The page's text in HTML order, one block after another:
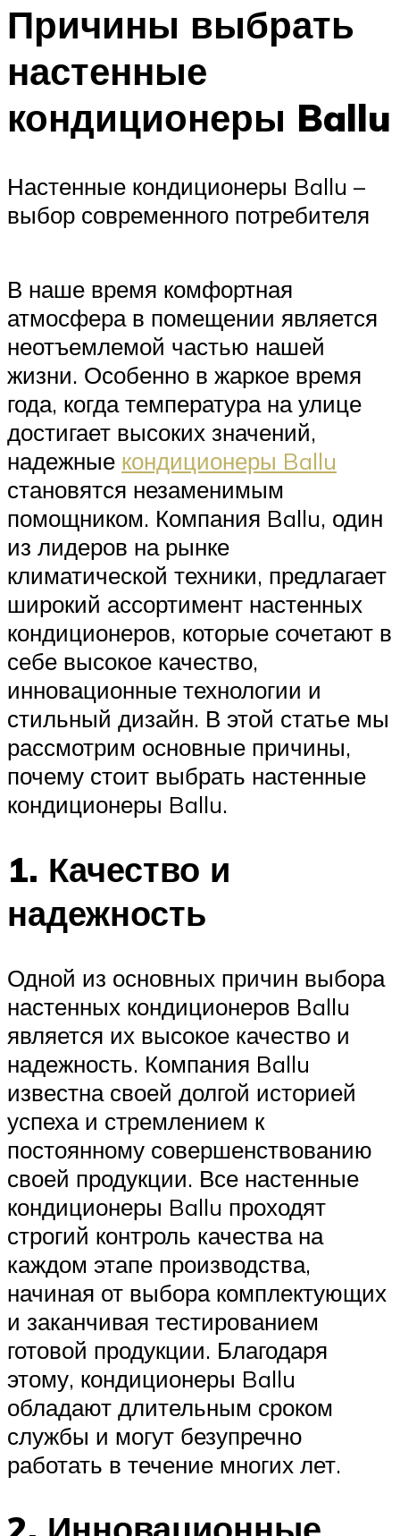
Причины выбрать
настенные
кондиционеры Ballu
Настенные кондиционеры Ballu –
выбор современного потребителя
В наше время комфортная
атмосфера в помещении является
неотъемлемой частью нашей
жизни. Особенно в жаркое время
года, когда температура на улице
достигает высоких значений,
надежные кондиционеры Ballu
становятся незаменимым
помощником. Компания Ballu, один
из лидеров на рынке
климатической техники, предлагает
широкий ассортимент настенных
кондиционеров, которые сочетают в
себе высокое качество,
инновационные технологии и
стильный дизайн. В этой статье мы
рассмотрим основные причины,
почему стоит выбрать настенные
кондиционеры Ballu.
1. Качество и
надежность
Одной из основных причин выбора
настенных кондиционеров Ballu
является их высокое качество и
надежность. Компания Ballu
известна своей долгой историей
успеха и стремлением к
постоянному совершенствованию
своей продукции. Все настенные
кондиционеры Ballu проходят
строгий контроль качества на
каждом этапе производства,
начиная от выбора комплектующих
и заканчивая тестированием
готовой продукции. Благодаря
этому, кондиционеры Ballu
обладают длительным сроком
службы и могут безупречно
работать в течение многих лет.